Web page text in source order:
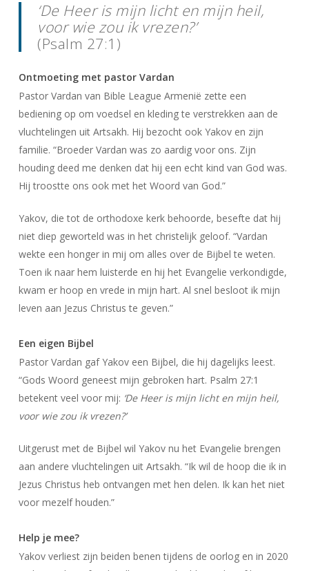
‘De Heer is mijn licht en mijn heil,
voor wie zou ik vrezen?’
(Psalm 27:1)
Ontmoeting met pastor Vardan
Pastor Vardan van Bible League Armenië zette een
bediening op om voedsel en kleding te verstrekken aan de
vluchtelingen uit Artsakh. Hij bezocht ook Yakov en zijn
familie. “Broeder Vardan was zo aardig voor ons. Zijn
houding deed me denken dat hij een echt kind van God was.
Hij troostte ons ook met het Woord van God.”
Yakov, die tot de orthodoxe kerk behoorde, besefte dat hij
niet diep geworteld was in het christelijk geloof. “Vardan
wekte een honger in mij om alles over de Bijbel te weten.
Toen ik naar hem luisterde en hij het Evangelie verkondigde,
kwam er hoop en vrede in mijn hart. Al snel besloot ik mijn
leven aan Jezus Christus te geven.”
Een eigen Bijbel
Pastor Vardan gaf Yakov een Bijbel, die hij dagelijks leest.
“Gods Woord geneest mijn gebroken hart. Psalm 27:1
betekent veel voor mij: ‘De Heer is mijn licht en mijn heil,
voor wie zou ik vrezen?’
Uitgerust met de Bijbel wil Yakov nu het Evangelie brengen
aan andere vluchtelingen uit Artsakh. “Ik wil de hoop die ik in
Jezus Christus heb ontvangen met hen delen. Ik kan het niet
voor mezelf houden.”
Help je mee?
Yakov verliest zijn beiden benen tijdens de oorlog en in 2020